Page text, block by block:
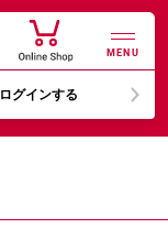
MENU
ログインする